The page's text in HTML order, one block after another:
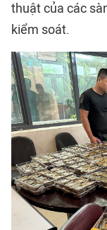
thuật của các
kiểm soát.